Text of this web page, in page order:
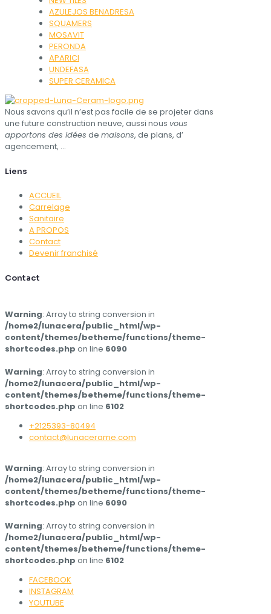
AZULEJOS BENADRESA
SQUAMERS
MOSAVIT
PERONDA
APARICI
UNDEFASA
SUPER CERAMICA
Nous savons qu’il n’est pas facile de se projeter dans
une future construction neuve, aussi nous vous
apportons des idées de maisons, de plans, d’​
agencement, …
Liens
ACCUEIL
Carrelage
Sanitaire
A PROPOS
Contact
Devenir franchisé
Contact
Warning: Array to string conversion in
/home2/lunacera/public_html/wp-
content/themes/betheme/functions/theme-
shortcodes.php on line 6090
Warning: Array to string conversion in
/home2/lunacera/public_html/wp-
content/themes/betheme/functions/theme-
shortcodes.php on line 6102
+2125393-80494
contact@lunacerame.com
Warning: Array to string conversion in
/home2/lunacera/public_html/wp-
content/themes/betheme/functions/theme-
shortcodes.php on line 6090
Warning: Array to string conversion in
/home2/lunacera/public_html/wp-
content/themes/betheme/functions/theme-
shortcodes.php on line 6102
FACEBOOK
INSTAGRAM
YOUTUBE